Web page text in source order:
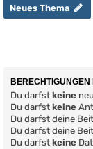
Neues Thema
BERECHTIGUNGEN
Du darfst keine
Du darfst keine
Du darfst deine
Du darfst deine
Du darfst keine